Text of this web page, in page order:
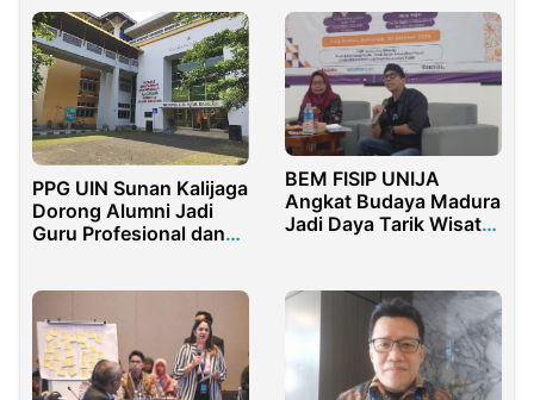
PPG UIN Sunan Kalijaga
Dorong Alumni Jadi
Guru Profesional dan
BEM FISIP UNIJA
Angkat Budaya Madura
Jadi Daya Tarik Wisata